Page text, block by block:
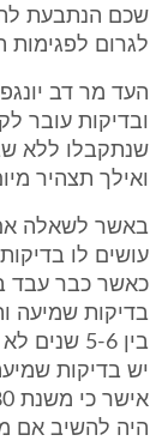
שכם הנתבעת
לגרום לפגימות
העד מר דב
ובדיקות עובר
ואילך תצהיר מיום 23.3.00 סומן
באשר לשאלה
עושים לו
כאשר כבר עבד
בדיקות שמיעה
בין 5-6